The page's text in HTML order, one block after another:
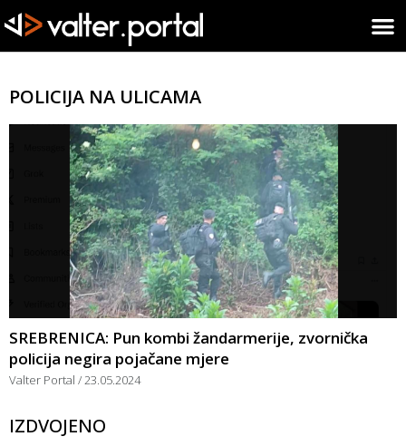
POLICIJA NA ULICAMA
SREBRENICA: Pun kombi žandarmerije, zvornička
policija negira pojačane mjere
Valter Portal 23.05.2024
IZDVOJENO